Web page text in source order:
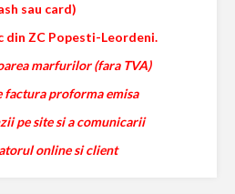
sau card)
din ZC Popesti-Leordeni.
marfurilor (fara TVA)
factura proforma emisa
pe site si a comunicarii
online si client